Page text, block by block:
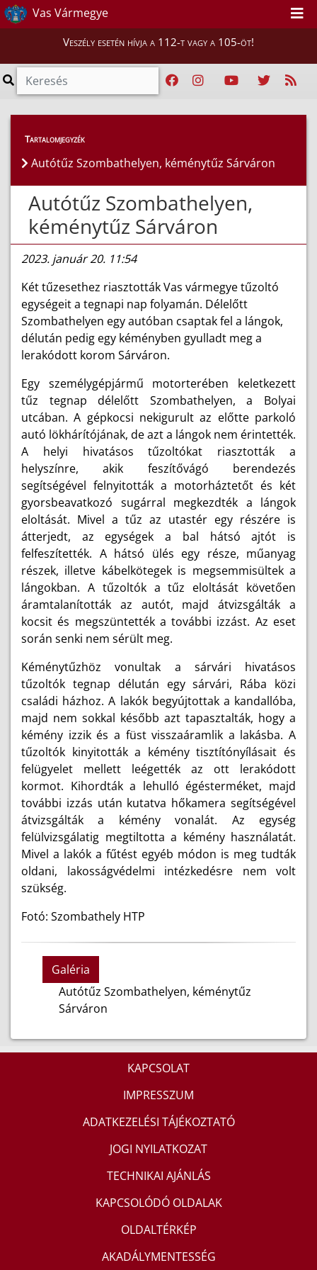
Vas Vármegye
Veszély esetén hívja a 112-t vagy a 105-öt!
Híreink > Hírek
Tartalomjegyzék
Autótűz Szombathelyen, kéménytűz Sárváron
Autótűz Szombathelyen,
kéménytűz Sárváron
2023. január 20. 11:54
Két tűzesethez riasztották Vas vármegye tűzoltó
egységeit a tegnapi nap folyamán. Délelőtt
Szombathelyen egy autóban csaptak fel a lángok,
délután pedig egy kéményben gyulladt meg a
lerakódott korom Sárváron.
Egy személygépjármű motorterében keletkezett
tűz tegnap délelőtt Szombathelyen, a Bolyai
utcában. A gépkocsi nekigurult az előtte parkoló
autó lökhárítójának, de azt a lángok nem érintették.
A helyi hivatásos tűzoltókat riasztották a
helyszínre, akik feszítővágó berendezés
segítségével felnyitották a motorháztetőt és két
gyorsbeavatkozó sugárral megkezdték a lángok
eloltását. Mivel a tűz az utastér egy részére is
átterjedt, az egységek a bal hátsó ajtót is
felfeszítették. A hátsó ülés egy része, műanyag
részek, illetve kábelkötegek is megsemmisültek a
lángokban. A tűzoltók a tűz eloltását követően
áramtalanították az autót, majd átvizsgálták a
kocsit és megszüntették a további izzást. Az eset
során senki nem sérült meg.
Kéménytűzhöz vonultak a sárvári hivatásos
tűzoltók tegnap délután egy sárvári, Rába közi
családi házhoz. A lakók begyújtottak a kandallóba,
majd nem sokkal később azt tapasztalták, hogy a
kémény izzik és a füst visszaáramlik a lakásba. A
tűzoltók kinyitották a kémény tisztítónyílásait és
felügyelet mellett leégették az ott lerakódott
kormot. Kihordták a lehulló égésterméket, majd
további izzás után kutatva hőkamera segítségével
átvizsgálták a kémény vonalát. Az egység
felülvizsgálatig megtiltotta a kémény használatát.
Mivel a lakók a fűtést egyéb módon is meg tudták
oldani, lakosságvédelmi intézkedésre nem volt
szükség.
Fotó: Szombathely HTP
Galéria
Autótűz Szombathelyen, kéménytűz
Sárváron
KAPCSOLAT
IMPRESSZUM
ADATKEZELÉSI TÁJÉKOZTATÓ
JOGI NYILATKOZAT
TECHNIKAI AJÁNLÁS
KAPCSOLÓDÓ OLDALAK
OLDALTÉRKÉP
AKADÁLYMENTESSÉG